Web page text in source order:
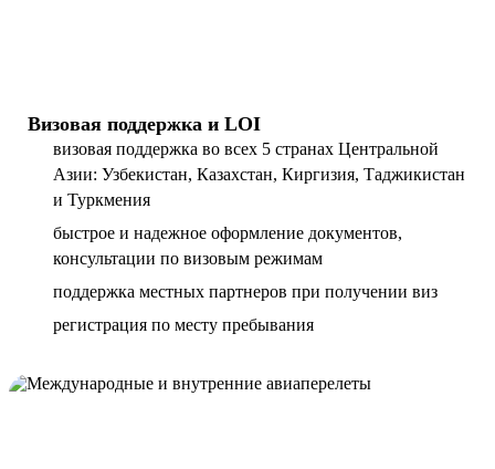
Визовая поддержка и LOI
визовая поддержка во всех 5 странах Центральной
Азии: Узбекистан, Казахстан, Киргизия, Таджикистан
и Туркмения
быстрое и надежное оформление документов,
консультации по визовым режимам
поддержка местных партнеров при получении виз
регистрация по месту пребывания